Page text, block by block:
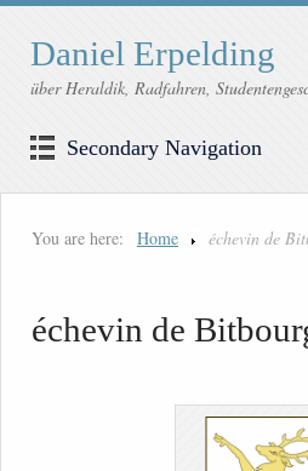
Daniel Erpelding
über Heraldik, Radfahren,
Secondary Navigation
You are here: Home échevin de
échevin de